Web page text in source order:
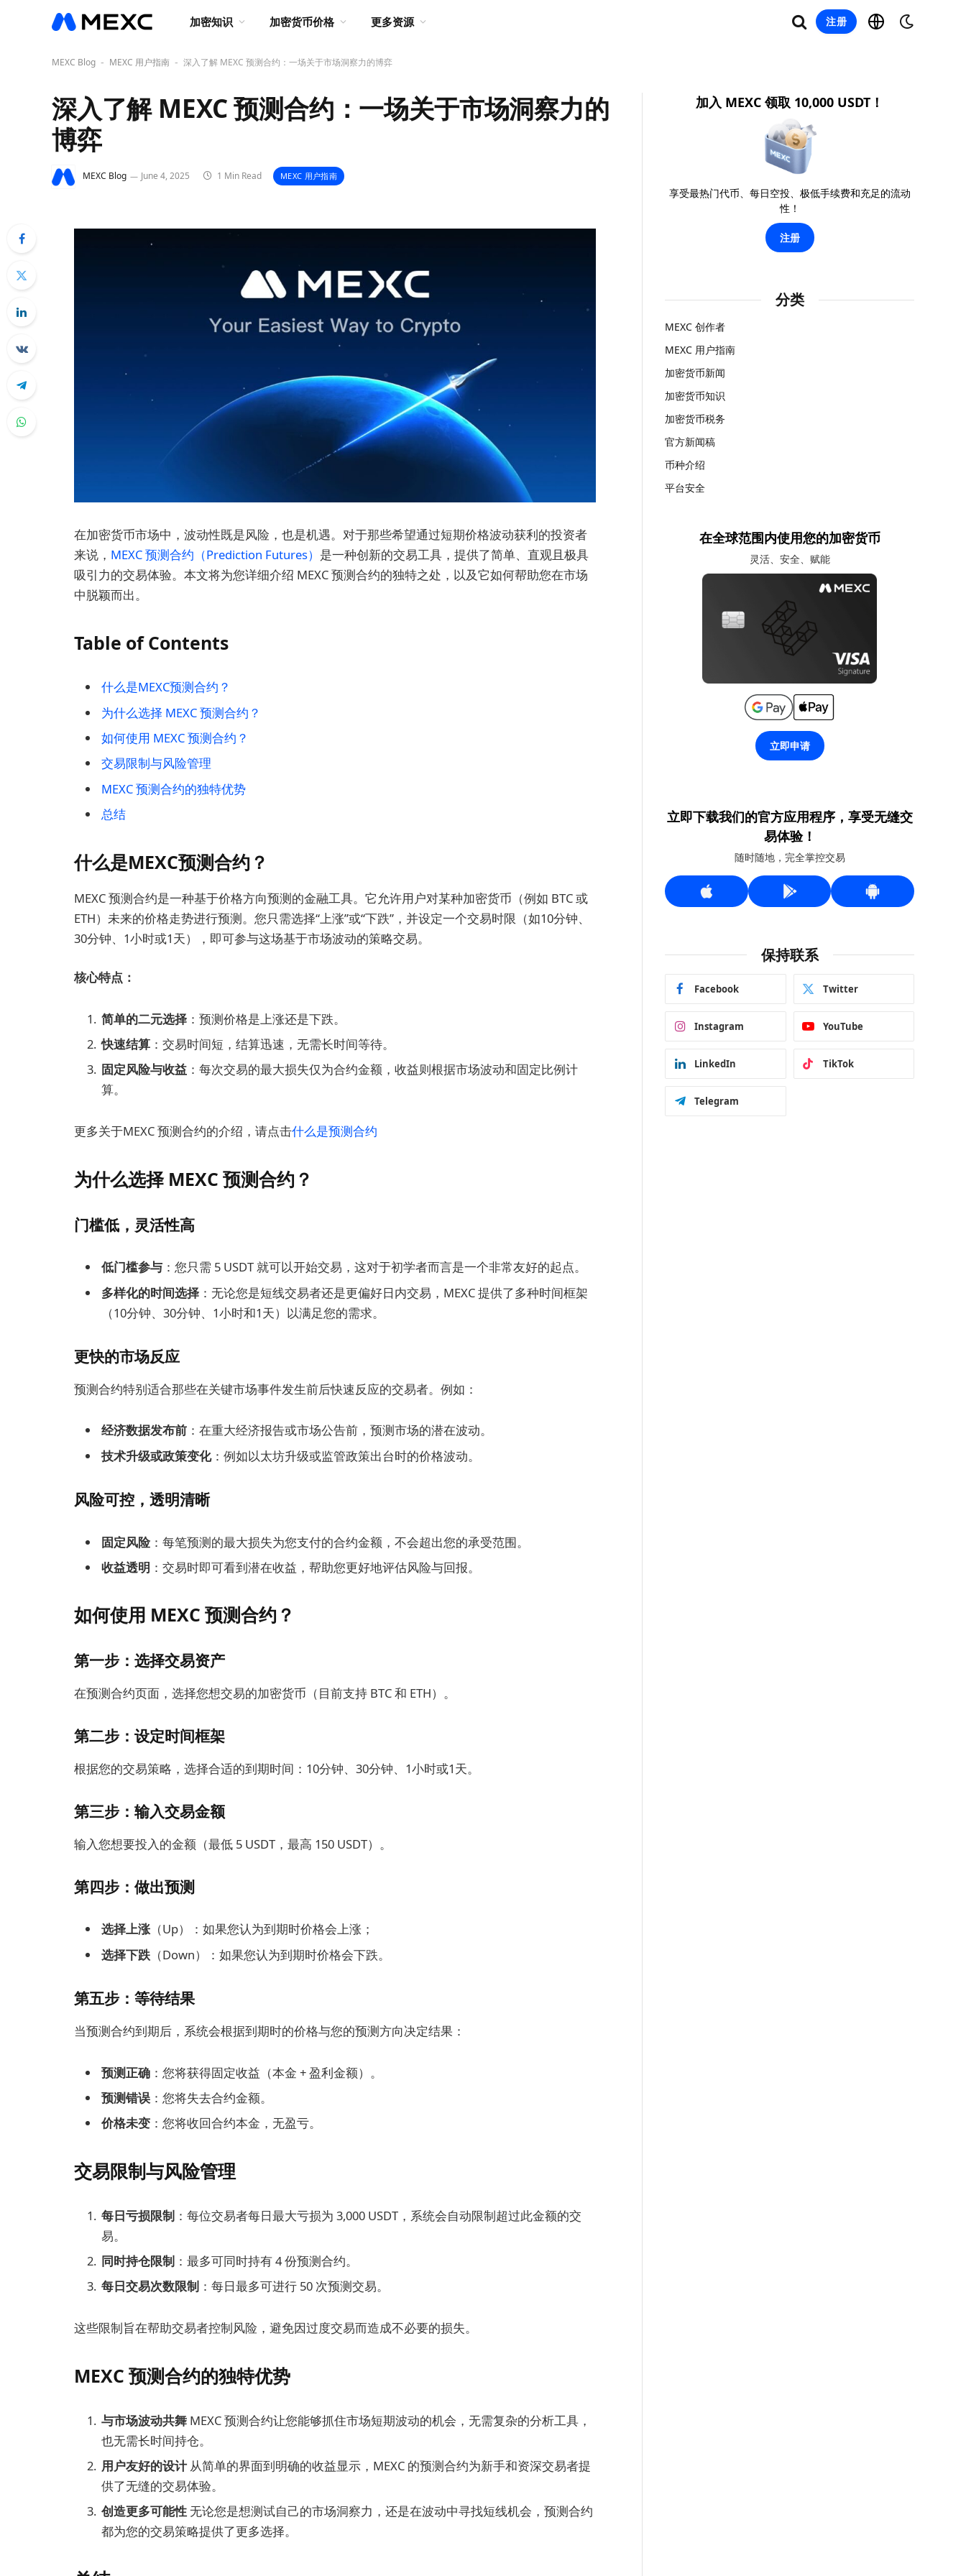
加密知识 加密货币价格 更多资源 注册
MEXC Blog - MEXC 用户指南 - 深入了解 MEXC 预测合约：一场关于市场洞察力的博弈
深入了解 MEXC 预测合约：一场关于市场洞察力的
博弈
MEXC Blog June 4, 2025 1 Min Read MEXC 用户指南
在加密货币市场中，波动性既是风险，也是机遇。对于那些希望通过短期价格波动获利的投资者
来说， MEXC 预测合约（Prediction Futures） 是一种创新的交易工具，提供了简单、直观且极具
吸引力的交易体验。本文将为您详细介绍 MEXC 预测合约的独特之处，以及它如何帮助您在市场
中脱颖而出。
Table of Contents
什么是MEXC预测合约？
为什么选择 MEXC 预测合约？
如何使用 MEXC 预测合约？
交易限制与风险管理
MEXC 预测合约的独特优势
总结
什么是MEXC预测合约？
MEXC 预测合约是一种基于价格方向预测的金融工具。它允许用户对某种加密货币（例如 BTC 或
ETH）未来的价格走势进行预测。您只需选择“上涨”或“下跌”，并设定一个交易时限（如10分钟、
30分钟、1小时或1天），即可参与这场基于市场波动的策略交易。
核心特点：
简单的二元选择 ：预测价格是上涨还是下跌。
快速结算 ：交易时间短，结算迅速，无需长时间等待。
固定风险与收益 ：每次交易的最大损失仅为合约金额，收益则根据市场波动和固定比例计
算。
更多关于MEXC 预测合约的介绍，请点击什么是预测合约
为什么选择 MEXC 预测合约？
门槛低，灵活性高
低门槛参与 ：您只需 5 USDT 就可以开始交易，这对于初学者而言是一个非常友好的起点。
多样化的时间选择 ：无论您是短线交易者还是更偏好日内交易，MEXC 提供了多种时间框架
（10分钟、30分钟、1小时和1天）以满足您的需求。
更快的市场反应
预测合约特别适合那些在关键市场事件发生前后快速反应的交易者。例如：
经济数据发布前 ：在重大经济报告或市场公告前，预测市场的潜在波动。
技术升级或政策变化：例如以太坊升级或监管政策出台时的价格波动。
风险可控，透明清晰
固定风险：每笔预测的最大损失为您支付的合约金额，不会超出您的承受范围。
收益透明 ：交易时即可看到潜在收益，帮助您更好地评估风险与回报。
如何使用 MEXC 预测合约？
第一步：选择交易资产
在预测合约页面，选择您想交易的加密货币（目前支持 BTC 和 ETH）。
第二步：设定时间框架
根据您的交易策略，选择合适的到期时间：10分钟、30分钟、1小时或1天。
第三步：输入交易金额
输入您想要投入的金额（最低 5 USDT，最高 150 USDT）。
第四步：做出预测
选择上涨 （Up）：如果您认为到期时价格会上涨；
选择下跌 （Down）：如果您认为到期时价格会下跌。
第五步：等待结果
当预测合约到期后，系统会根据到期时的价格与您的预测方向决定结果：
预测正确 ：您将获得固定收益（本金 + 盈利金额）。
预测错误 ：您将失去合约金额。
价格未变 ：您将收回合约本金，无盈亏。
交易限制与风险管理
每日亏损限制 ：每位交易者每日最大亏损为 3,000 USDT，系统会自动限制超过此金额的交
易。
同时持仓限制 ：最多可同时持有 4 份预测合约。
每日交易次数限制 ：每日最多可进行 50 次预测交易。
这些限制旨在帮助交易者控制风险，避免因过度交易而造成不必要的损失。
MEXC 预测合约的独特优势
与市场波动共舞 MEXC 预测合约让您能够抓住市场短期波动的机会，无需复杂的分析工具，
也无需长时间持仓。
用户友好的设计从简单的界面到明确的收益显示，MEXC 的预测合约为新手和资深交易者提
供了无缝的交易体验。
创造更多可能性无论您是想测试自己的市场洞察力，还是在波动中寻找短线机会，预测合约
都为您的交易策略提供了更多选择。
加入 MEXC 领取 10,000 USDT！
享受最热门代币、每日空投、极低手续费和充足的流动
性！
注册
分类
MEXC 创作者
MEXC 用户指南
加密货币新闻
加密货币知识
加密货币税务
官方新闻稿
币种介绍
平台安全
在全球范围内使用您的加密货币
灵活、安全、赋能
立即申请
立即下载我们的官方应用程序，享受无缝交
易体验！
随时随地，完全掌控交易
保持联系
Facebook Twitter
Instagram YouTube
LinkedIn TikTok
Telegram